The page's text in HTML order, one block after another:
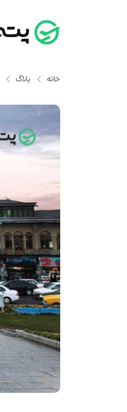
خانه بلاگ